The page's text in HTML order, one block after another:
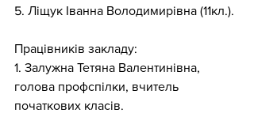
5. Ліщук Іванна Володимирівна (11кл.).
Працівників закладу:
1. Залужна Тетяна Валентинівна,
голова профспілки, вчитель
початкових класів.